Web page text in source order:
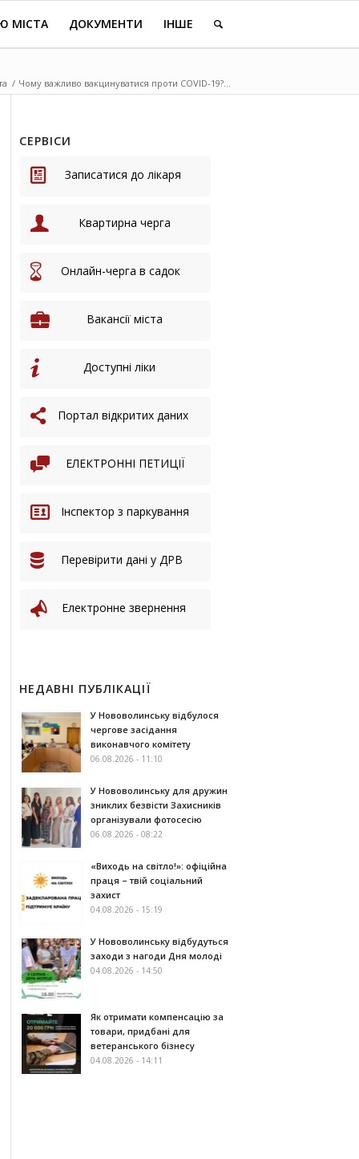
МІСТА ДОКУМЕНТИ ІНШЕ
/ Чому важливо вакцинуватися проти COVID-19?...
СЕРВІСИ
Записатися до лікаря
Квартирна черга
Онлайн-черга в садок
Вакансії міста
Доступні ліки
Портал відкритих даних
ЕЛЕКТРОННІ ПЕТИЦІЇ
Інспектор з паркування
Перевірити дані у ДРВ
Електронне звернення
НЕДАВНІ ПУБЛІКАЦІЇ
У Нововолинську відбулося
чергове засідання
виконавчого комітету
06.08.2026 - 11:10
У Нововолинську для дружин
зниклих безвісти Захисників
організували фотосесію
06.08.2026 - 08:22
«Виходь на світло!»: офіційна
праця – твій соціальний
захист
04.08.2026 - 15:19
У Нововолинську відбудуться
заходи з нагоди Дня молоді
04.08.2026 - 14:50
Як отримати компенсацію за
товари, придбані для
ветеранського бізнесу
04.08.2026 - 14:11